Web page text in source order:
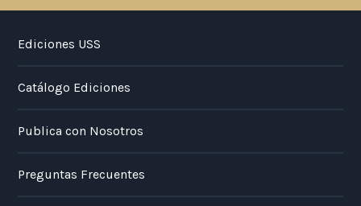
Ediciones USS
Catálogo Ediciones
Publica con Nosotros
Preguntas Frecuentes